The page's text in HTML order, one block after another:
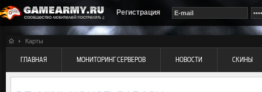
Регистрация
Карты
ГЛАВНАЯ МОНИТОРИНГ СЕРВЕРОВ НОВОСТИ СКИНЫ